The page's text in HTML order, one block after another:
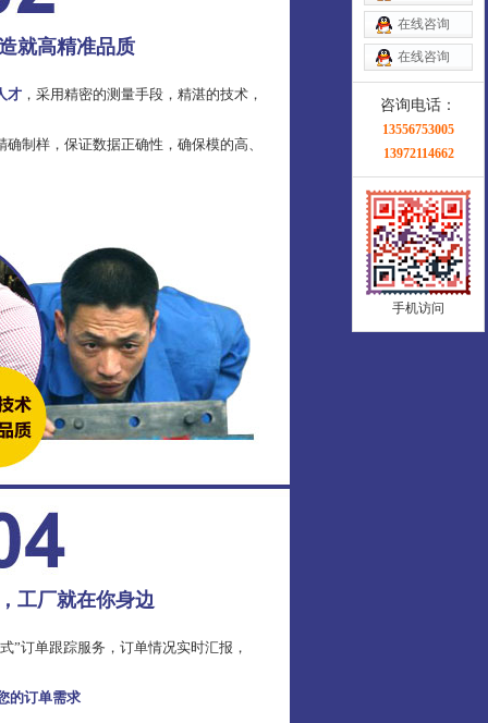
就高精准品质
才 ，采用精密的测量手段，精湛的技术，
制样，保证数据正确性，确保模的高、
工厂就在你身边
”订单跟踪服务，订单情况实时汇报，
的订单需求
在线咨询
在线咨询
咨询电话：
13556753005
13972114662
手机访问